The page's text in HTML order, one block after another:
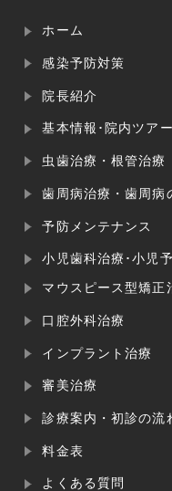
ホーム
感染予防対策
院長紹介
基本情報･院内ツアー
虫歯治療・根管治療
歯周病治療・歯周病
予防メンテナンス
小児歯科治療･小児
マウスピース型矯正
口腔外科治療
インプラント治療
審美治療
診療案内・初診の流
料金表
よくある質問